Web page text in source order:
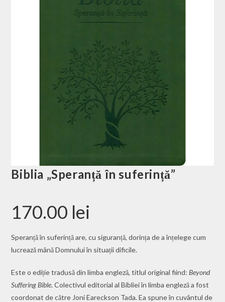
Biblia „Speranță în suferință”
170.00 lei
Speranță în suferință are, cu siguranță, dorința de a înțelege cum
lucrează mână Domnului în situații dificile.
Este o ediție tradusă din limba engleză, titlul original fiind:Beyond
Suffering Bible. Colectivul editorial al Bibliei în limba engleză a fost
coordonat de către Joni Eareckson Tada. Ea spune în cuvântul de